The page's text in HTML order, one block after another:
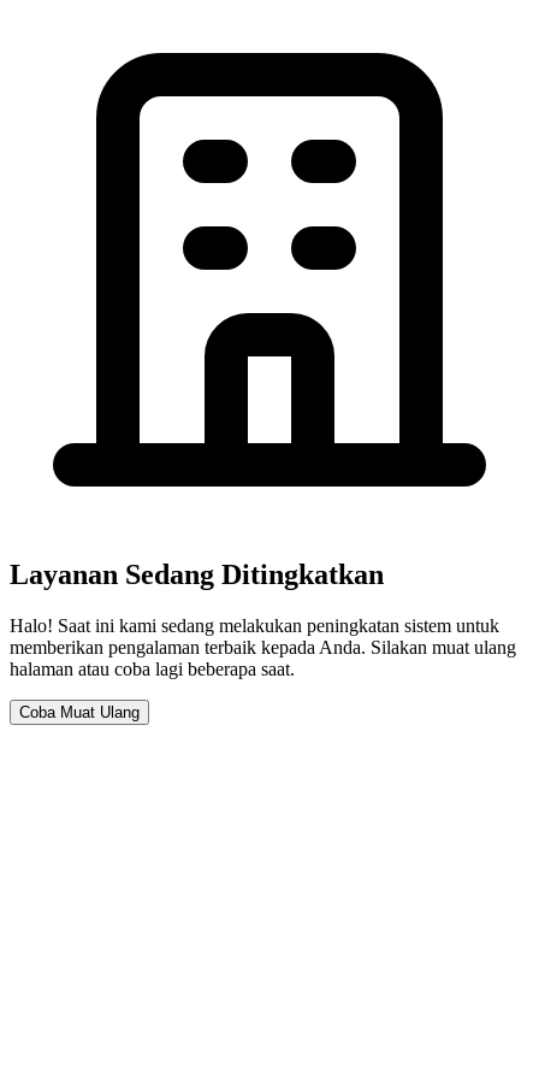
Layanan Sedang Ditingkatkan
Halo! Saat ini kami sedang melakukan peningkatan sistem untuk
memberikan pengalaman terbaik kepada Anda. Silakan muat ulang
halaman atau coba lagi beberapa saat.
Coba Muat Ulang